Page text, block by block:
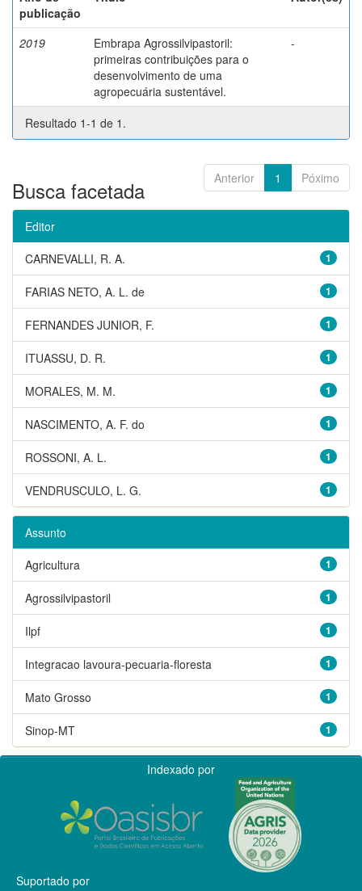
publicação
2019
Embrapa Agrossilvipastoril:
primeiras contribuições para o
desenvolvimento de uma
agropecuária sustentável.
-
Resultado 1-1 de 1.
Anterior 1 Póximo
Busca facetada
Editor
1
CARNEVALLI, R. A.
1
FARIAS NETO, A. L. de
1
FERNANDES JUNIOR, F.
1
ITUASSU, D. R.
1
MORALES, M. M.
1
NASCIMENTO, A. F. do
1
ROSSONI, A. L.
1
VENDRUSCULO, L. G.
Assunto
1
Agricultura
1
Agrossilvipastoril
1
Ilpf
1
Integracao lavoura-pecuaria-floresta
1
Mato Grosso
1
Sinop-MT
Indexado por
Suportado por